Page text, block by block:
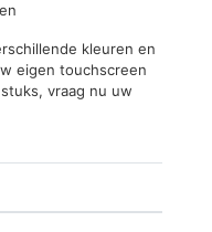
kleuren en
eigen touchscreen
vraag nu uw